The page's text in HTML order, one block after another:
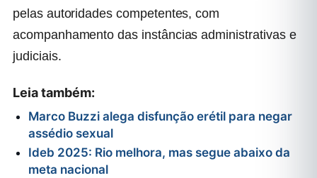
pelas autoridades competentes, com
acompanhamento das instâncias administrativas e
judiciais.
Leia também:
Marco Buzzi alega disfunção erétil para negar
assédio sexual
Ideb 2025: Rio melhora, mas segue abaixo da
meta nacional